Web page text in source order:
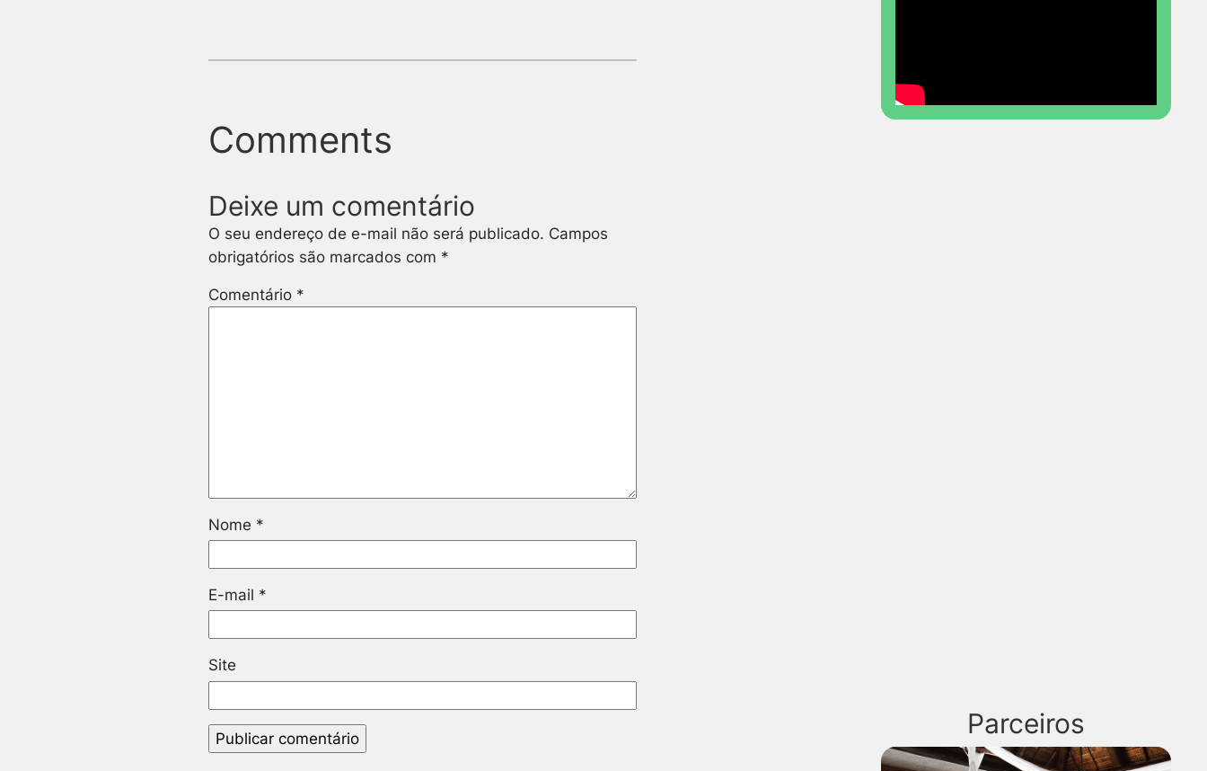
Comments
Deixe um comentário
O seu endereço de e-mail não será publicado. Campos
obrigatórios são marcados com *
Comentário *
Nome *
E-mail *
Site
Parceiros